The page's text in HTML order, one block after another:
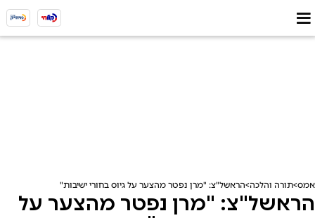
אמס תורה והלכה הראשל"צ: "מרן נפטר מהצער על גיוס בחורי ישיבות"
הראשל"צ: "מרן נפטר מהצער על